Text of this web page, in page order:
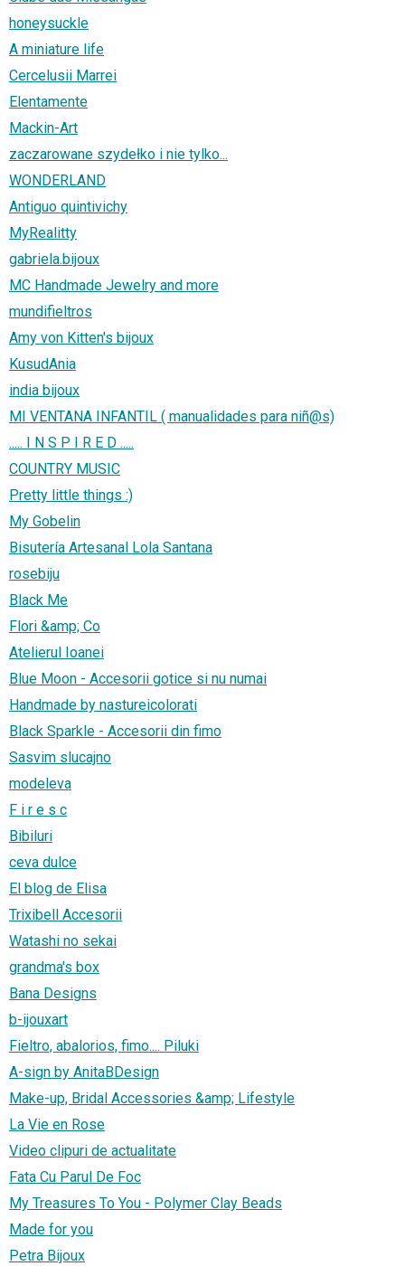
honeysuckle
A miniature life
Cercelusii Marrei
Elentamente
Mackin-Art
zaczarowane szydełko i nie tylko...
WONDERLAND
Antiguo quintivichy
MyRealitty
gabriela.bijoux
MC Handmade Jewelry and more
mundifieltros
Amy von Kitten's bijoux
KusudAnia
india bijoux
MI VENTANA INFANTIL ( manualidades para niñ@s)
..... I N S P I R E D .....
COUNTRY MUSIC
Pretty little things :)
My Gobelin
Bisutería Artesanal Lola Santana
rosebiju
Black Me
Flori &amp; Co
Atelierul Ioanei
Blue Moon - Accesorii gotice si nu numai
Handmade by nastureicolorati
Black Sparkle - Accesorii din fimo
Sasvim slucajno
modeleva
F i r e s c
Bibiluri
ceva dulce
El blog de Elisa
Trixibell Accesorii
Watashi no sekai
grandma's box
Bana Designs
b-ijouxart
Fieltro, abalorios, fimo.... Piluki
A-sign by AnitaBDesign
Make-up, Bridal Accessories &amp; Lifestyle
La Vie en Rose
Video clipuri de actualitate
Fata Cu Parul De Foc
My Treasures To You - Polymer Clay Beads
Made for you
Petra Bijoux